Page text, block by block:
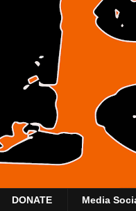
DONATE Media